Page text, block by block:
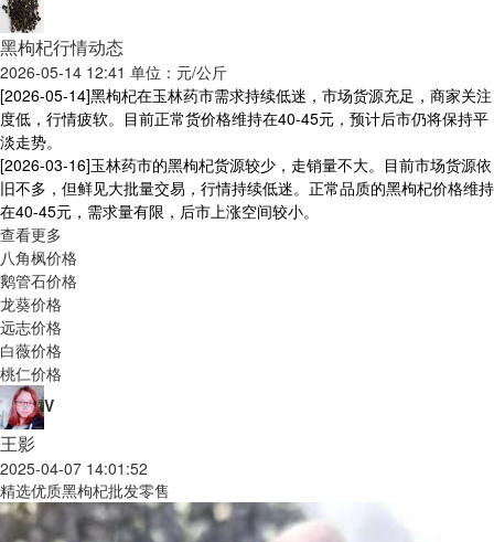
黑枸杞行情动态
2026-05-14 12:41 单位：元/公斤
[2026-05-14]黑枸杞在玉林药市需求持续低迷，市场货源充足，商家关注
度低，行情疲软。目前正常货价格维持在40-45元，预计后市仍将保持平
淡走势。
[2026-03-16]玉林药市的黑枸杞货源较少，走销量不大。目前市场货源依
旧不多，但鲜见大批量交易，行情持续低迷。正常品质的黑枸杞价格维持
在40-45元，需求量有限，后市上涨空间较小。
查看更多
八角枫价格
鹅管石价格
龙葵价格
远志价格
白薇价格
桃仁价格
V
王影
2025-04-07 14:01:52
精选优质黑枸杞批发零售